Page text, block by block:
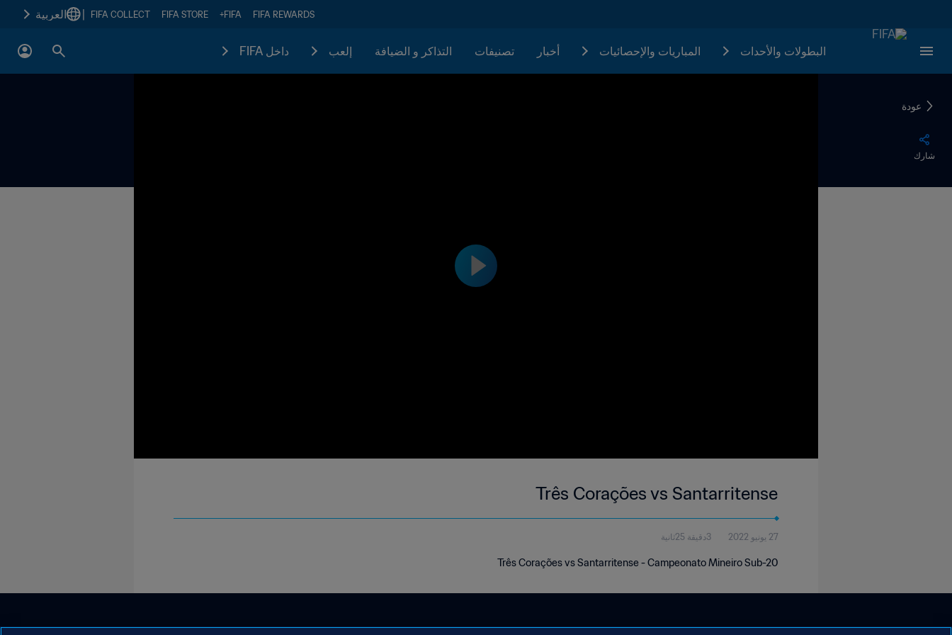
FIFA REWARDS
FIFA+
FIFA STORE
FIFA COLLECT العربية
البطولات والأحدات المباريات والإحصائيات أخبار تصنيفات التذاكر و الضيافة إلعب داخل FIFA
عودة
شارك
Três Corações vs Santarritense
27 يونيو 2022 3دقيقة 25ثانية
Três Corações vs Santarritense - Campeonato Mineiro Sub-20